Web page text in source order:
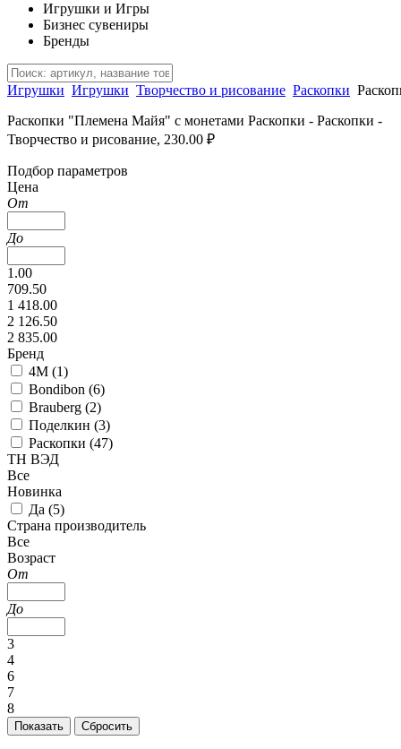
Игрушки и Игры
Бизнес сувениры
Бренды
Игрушки Игрушки Творчество и рисование Раскопки
Раскопки "Племена Майя" с монетами Раскопки - Раскопки -
Творчество и рисование, 230.00 ₽
Подбор параметров
Цена
От
До
1.00
709.50
1 418.00
2 126.50
2 835.00
Бренд
4M (1)
Bondibon (6)
Brauberg (2)
Поделкин (3)
Раскопки (47)
ТН ВЭД
Все
Новинка
Да (5)
Страна производитель
Все
Возраст
От
До
3
4
6
7
8